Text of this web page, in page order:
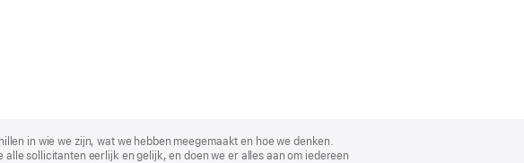
in wie we zijn, wat we hebben meegemaakt en hoe we denken.
sollicitanten eerlijk en gelijk, en doen we er alles aan om iedereen